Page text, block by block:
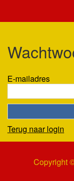
E-mailadres
Terug naar login
Copyright